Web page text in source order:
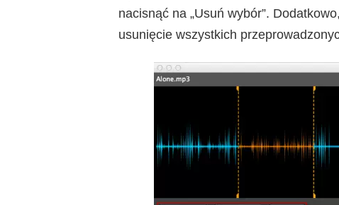
nacisnąć na „Usuń wybór”.
usunięcie wszystkich